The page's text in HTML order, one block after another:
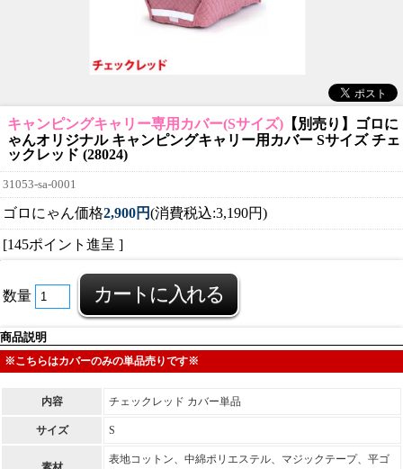
キャンピングキャリー専用カバー(Sサイズ) 【別売り】ゴロに
ゃんオリジナル キャンピングキャリー用カバー Sサイズ チェ
ックレッド (28024)
31053-sa-0001
ゴロにゃん価格2,900円(消費税込:3,190円)
[145ポイント進呈 ]
数量
商品説明
※こちらはカバーのみの単品売りです※
内容 チェックレッド カバー単品
サイズ S
表地コットン、中綿ポリエステル、マジックテープ、平ゴ